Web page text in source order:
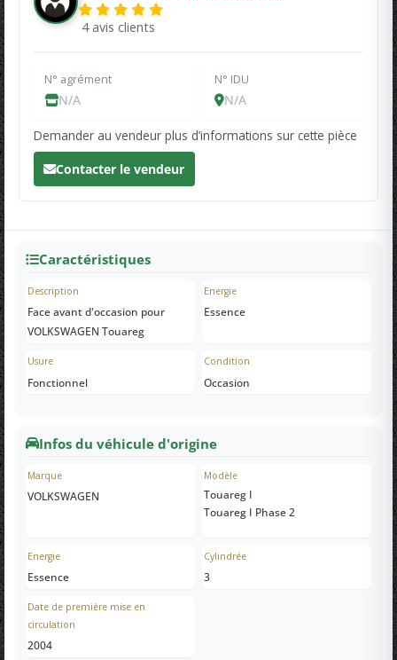
4 avis clients
N° agrément
N/A
N° IDU
N/A
Demander au vendeur plus d’informations sur cette pièce
Contacter le vendeur
Caractéristiques
Description
Face avant d'occasion pour
VOLKSWAGEN Touareg
Energie
Essence
Usure
Fonctionnel
Condition
Occasion
Infos du véhicule d'origine
Marque
VOLKSWAGEN
Modèle
Touareg I
Touareg I Phase 2
Energie
Essence
Cylindrée
3
Date de première mise en
circulation
2004